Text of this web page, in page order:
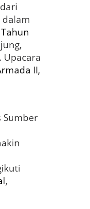
dalam
Upacara
II,
Sumber
,